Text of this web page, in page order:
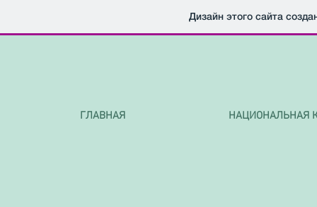
Дизайн этого сайта
ГЛАВНАЯ НАЦИОНАЛЬНАЯ